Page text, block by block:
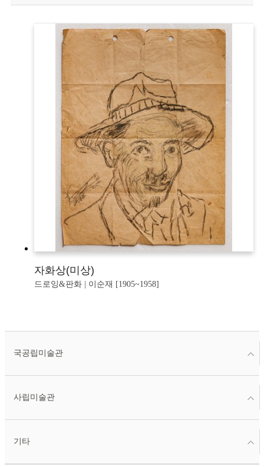
자화상(미상)
드로잉&판화 | 이순재 [1905~1958]
국공립미술관
사립미술관
기타